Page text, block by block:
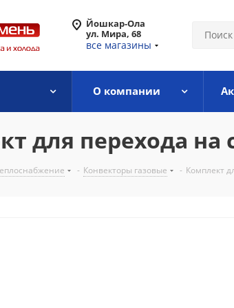
Йошкар-Ола
ул. Мира, 68
все магазины
О компании
для перехода на
- Конвекторы газовые - Комплект